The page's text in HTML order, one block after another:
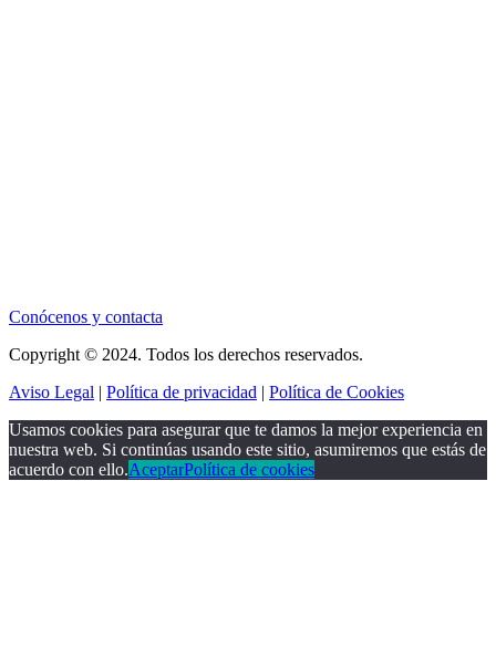
Conócenos y contacta
Copyright © 2024. Todos los derechos reservados.
Aviso Legal | Política de privacidad | Política de Cookies
Usamos cookies para asegurar que te damos la mejor experiencia en
nuestra web. Si continúas usando este sitio, asumiremos que estás de
acuerdo con ello.AceptarPolítica de cookies